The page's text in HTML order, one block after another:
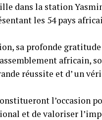
dans la station
les 54 pays
sa profonde
africain,
réussite et d’ un
l’occasion
et de valoriser